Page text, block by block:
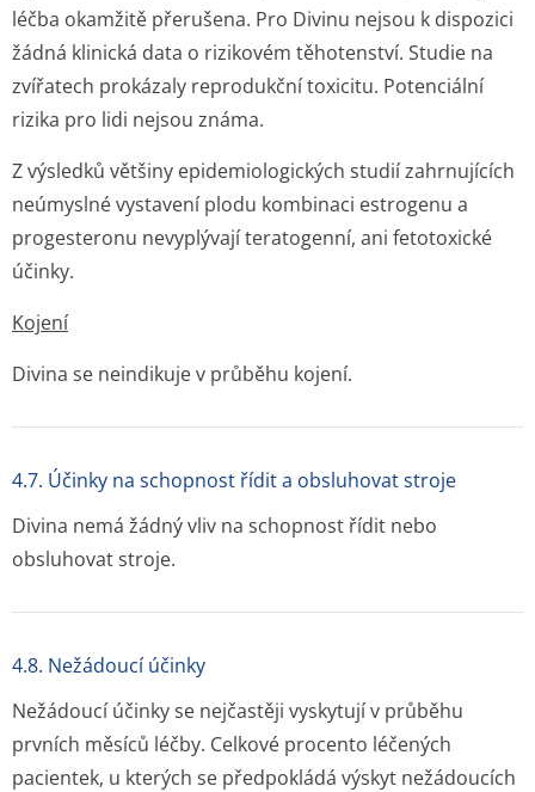
léčba okamžitě přerušena. Pro Divinu nejsou k dispozici
žádná klinická data o rizikovém těhotenství. Studie na
zvířatech prokázaly reprodukční toxicitu. Potenciální
rizika pro lidi nejsou známa.
Z výsledků většiny epidemiologických studií zahrnujících
neúmyslné vystavení plodu kombinaci estrogenu a
progesteronu nevyplývají teratogenní, ani fetotoxické
účinky.
Kojení
Divina se neindikuje v průběhu kojení.
4.7. Účinky na schopnost řídit a obsluhovat stroje
Divina nemá žádný vliv na schopnost řídit nebo
obsluhovat stroje.
4.8. Nežádoucí účinky
Nežádoucí účinky se nejčastěji vyskytují v průběhu
prvních měsíců léčby. Celkové procento léčených
pacientek, u kterých se předpokládá výskyt nežádoucích